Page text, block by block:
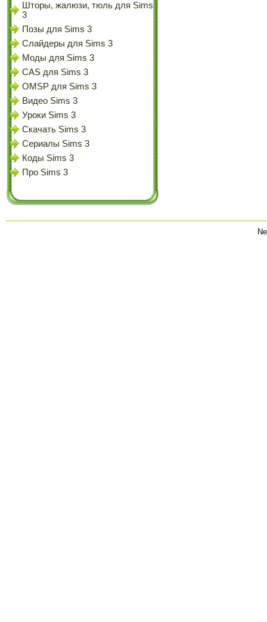
Шторы, жалюзи, тюль для Sims
3
Позы для Sims 3
Слайдеры для Sims 3
Моды для Sims 3
CAS для Sims 3
OMSP для Sims 3
Видео Sims 3
Уроки Sims 3
Скачать Sims 3
Сериалы Sims 3
Коды Sims 3
Про Sims 3